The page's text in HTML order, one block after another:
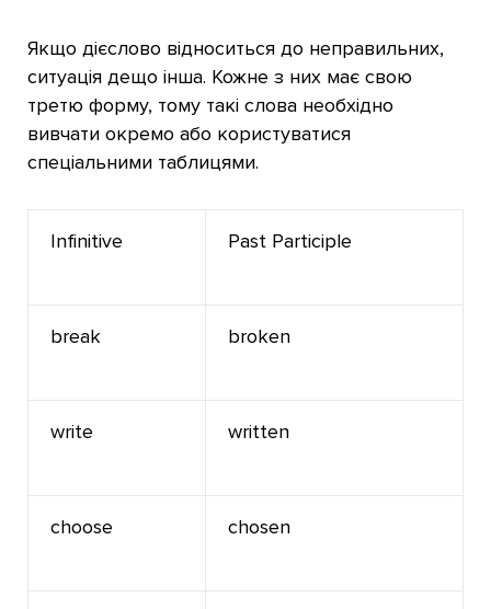
Якщо дієслово відноситься до неправильних,
ситуація дещо інша. Кожне з них має свою
третю форму, тому такі слова необхідно
вивчати окремо або користуватися
спеціальними таблицями.
Infinitive Past Participle
break broken
write written
choose chosen